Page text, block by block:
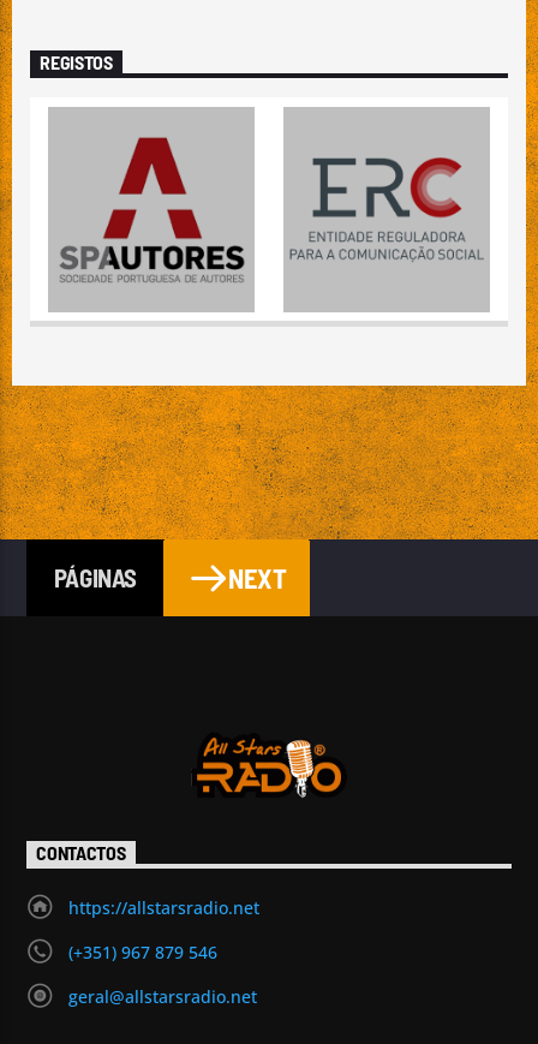
REGISTOS
PÁGINAS NEXT
CONTACTOS
https://allstarsradio.net
(+351) 967 879 546
geral@allstarsradio.net